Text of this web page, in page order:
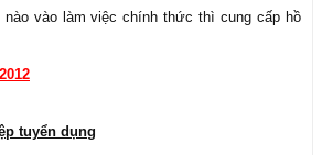
vào làm việc chính thức thì cung cấp hồ
tuyển dụng